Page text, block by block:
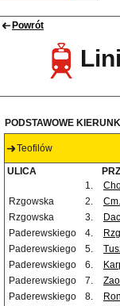
Powrót
PODSTAWOWE KIERUNKI
Teofilów
ULICA
1.
Rzgowska
2.
Rzgowska
3.
Paderewskiego
4.
Paderewskiego
5.
Paderewskiego
6.
Paderewskiego
7.
Paderewskiego
8.